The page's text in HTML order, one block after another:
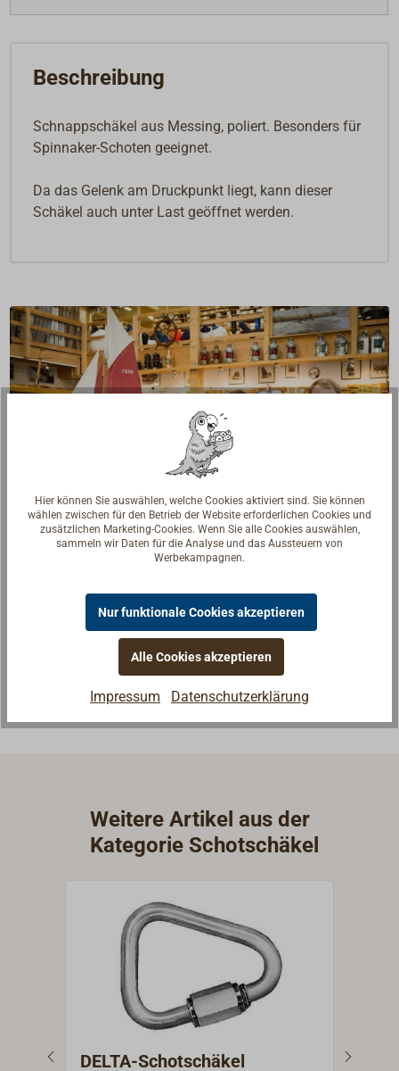
Beschreibung
Schnappschäkel aus Messing, poliert. Besonders für
Spinnaker-Schoten geeignet.
Da das Gelenk am Druckpunkt liegt, kann dieser
Schäkel auch unter Last geöffnet werden.
Reden Sie mit Handwerkern, Bootsbauern und
Seglerinnen. Wir verstehen Ihre Fragen und geben die
passende Antwort.
Experten kontaktieren
Weitere Artikel aus der
Kategorie Schotschäkel
DELTA-Schotschäkel
Hier können Sie auswählen, welche Cookies aktiviert sind. Sie können
wählen zwischen für den Betrieb der Website erforderlichen Cookies und
zusätzlichen Marketing-Cookies. Wenn Sie alle Cookies auswählen,
sammeln wir Daten für die Analyse und das Aussteuern von
Werbekampagnen.
Nur funktionale Cookies akzeptieren
Alle Cookies akzeptieren
Impressum Datenschutzerklärung